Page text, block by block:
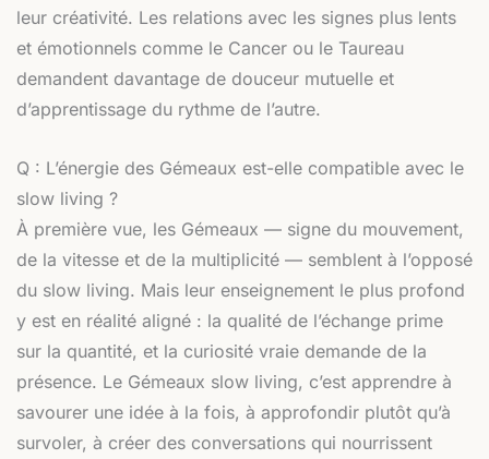
leur créativité. Les relations avec les signes plus lents
et émotionnels comme le Cancer ou le Taureau
demandent davantage de douceur mutuelle et
d’apprentissage du rythme de l’autre.
Q : L’énergie des Gémeaux est-elle compatible avec le
slow living ?
À première vue, les Gémeaux — signe du mouvement,
de la vitesse et de la multiplicité — semblent à l’opposé
du slow living. Mais leur enseignement le plus profond
y est en réalité aligné : la qualité de l’échange prime
sur la quantité, et la curiosité vraie demande de la
présence. Le Gémeaux slow living, c’est apprendre à
savourer une idée à la fois, à approfondir plutôt qu’à
survoler, à créer des conversations qui nourrissent